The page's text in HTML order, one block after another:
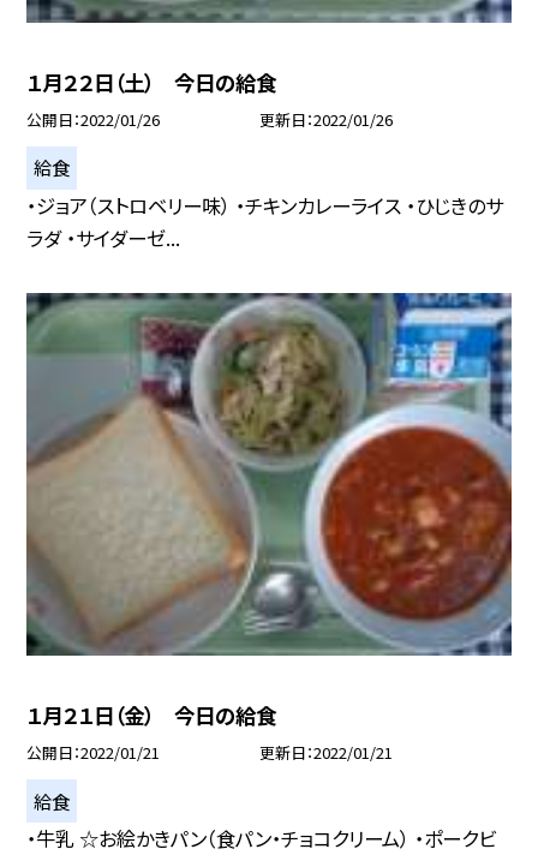
１月２２日（土） 今日の給食
公開日 2022/01/26 更新日 2022/01/26
給食
・ジョア（ストロベリー味） ・チキンカレーライス ・ひじきのサ
ラダ ・サイダーゼ...
１月２１日（金） 今日の給食
公開日 2022/01/21 更新日 2022/01/21
給食
・牛乳 ☆お絵かきパン（食パン・チョコクリーム） ・ポークビ